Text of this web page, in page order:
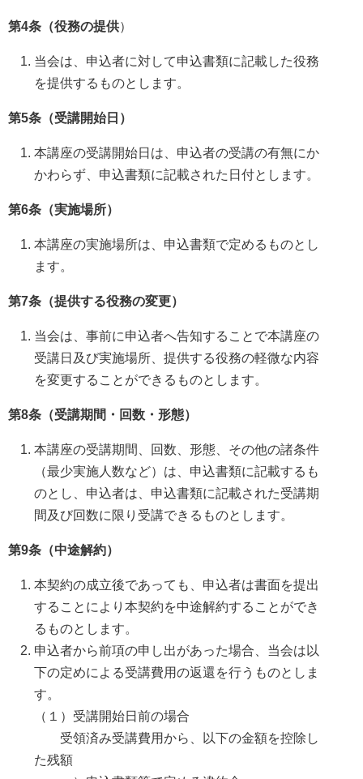
第4条（役務の提供）
当会は、申込者に対して申込書類に記載した役務
を提供するものとします。
第5条（受講開始日）
本講座の受講開始日は、申込者の受講の有無にか
かわらず、申込書類に記載された日付とします。
第6条（実施場所）
本講座の実施場所は、申込書類で定めるものとし
ます。
第7条（提供する役務の変更）
当会は、事前に申込者へ告知することで本講座の
受講日及び実施場所、提供する役務の軽微な内容
を変更することができるものとします。
第8条（受講期間・回数・形態）
本講座の受講期間、回数、形態、その他の諸条件
（最少実施人数など）は、申込書類に記載するも
のとし、申込者は、申込書類に記載された受講期
間及び回数に限り受講できるものとします。
第9条（中途解約）
本契約の成立後であっても、申込者は書面を提出
することにより本契約を中途解約することができ
るものとします。
申込者から前項の申し出があった場合、当会は以
下の定めによる受講費用の返還を行うものとしま
す。
（１）受講開始日前の場合
受領済み受講費用から、以下の金額を控除し
た残額